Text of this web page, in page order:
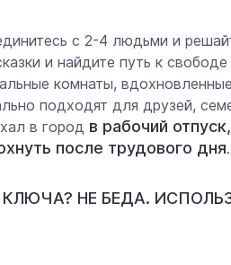
с 2-4 людьми и
и найдите путь к
комнаты,
подходят для друзей,
в город в рабочий
после трудового дня.
КЛЮЧА? НЕ БЕДА.